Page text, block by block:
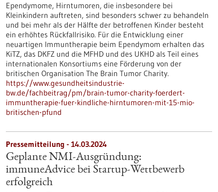
Ependymome, Hirntumoren, die insbesondere bei
Kleinkindern auftreten, sind besonders schwer zu behandeln
und bei mehr als der Hälfte der betroffenen Kinder besteht
ein erhöhtes Rückfallrisiko. Für die Entwicklung einer
neuartigen Immuntherapie beim Ependymom erhalten das
KiTZ, das DKFZ und die MFHD und des UKHD als Teil eines
internationalen Konsortiums eine Förderung von der
britischen Organisation The Brain Tumor Charity.
https://www.gesundheitsindustrie-
bw.de/fachbeitrag/pm/brain-tumor-charity-foerdert-
immuntherapie-fuer-kindliche-hirntumoren-mit-15-mio-
britischen-pfund
Pressemitteilung - 14.03.2024
Geplante NMI-Ausgründung:
immuneAdvice bei Startup-Wettbewerb
erfolgreich